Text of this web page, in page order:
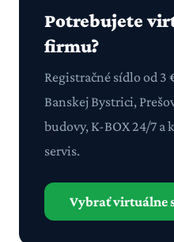
Potrebujete
firmu?
Registračné sídlo od 3
Banskej Bystrici,
budovy, K-BOX 24/7 a
servis.
Vybrať virtuálne